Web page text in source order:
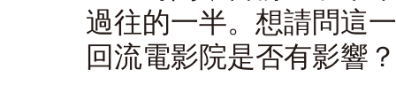
過往的一半。想請問這
回流電影院是否有影響？